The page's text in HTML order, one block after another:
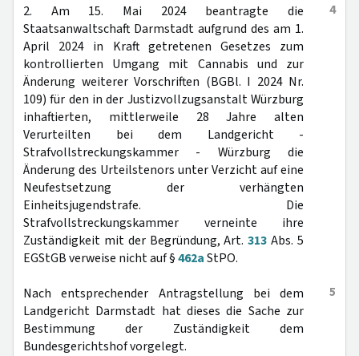
4
2. Am 15. Mai 2024 beantragte die
Staatsanwaltschaft Darmstadt aufgrund des am 1.
April 2024 in Kraft getretenen Gesetzes zum
kontrollierten Umgang mit Cannabis und zur
Änderung weiterer Vorschriften (BGBl. I 2024 Nr.
109) für den in der Justizvollzugsanstalt Würzburg
inhaftierten, mittlerweile 28 Jahre alten
Verurteilten bei dem Landgericht -
Strafvollstreckungskammer - Würzburg die
Änderung des Urteilstenors unter Verzicht auf eine
Neufestsetzung der verhängten
Einheitsjugendstrafe. Die
Strafvollstreckungskammer verneinte ihre
Zuständigkeit mit der Begründung, Art.313 Abs. 5
EGStGB verweise nicht auf §462aStPO.
5
Nach entsprechender Antragstellung bei dem
Landgericht Darmstadt hat dieses die Sache zur
Bestimmung der Zuständigkeit dem
Bundesgerichtshof vorgelegt.